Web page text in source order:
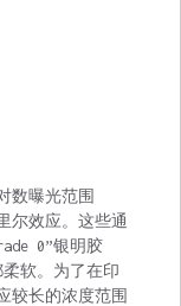
数曝光范围
尔效应。这些通
0”银明胶
软。为了在印
较长的浓度范围